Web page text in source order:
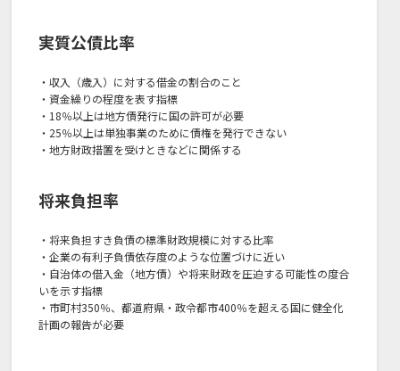
実質公債比率
・収入（歳入）に対する借金の割合のこと
・資金繰りの程度を表す指標
・18％以上は地方債発行に国の許可が必要
・25％以上は単独事業のために債権を発行できない
・地方財政措置を受けときなどに関係する
将来負担率
・将来負担すき負債の標準財政規模に対する比率
・企業の有利子負債依存度のような位置づけに近い
・自治体の借入金（地方債）や将来財政を圧迫する可能性の度合
いを示す指標
・市町村350％、都道府県・政令都市400％を超える国に健全化
計画の報告が必要